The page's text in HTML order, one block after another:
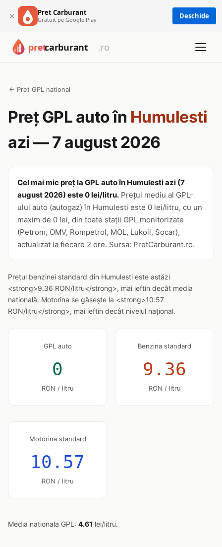
× Pret Carburant
Gratuit pe Google Play Deschide
← Pret GPL national
Preț GPL auto în Humulesti
azi — 7 august 2026
Cel mai mic preț la GPL auto în Humulesti azi (7
august 2026) este 0 lei/litru. Prețul mediu al GPL-
ului auto (autogaz) în Humulesti este 0 lei/litru, cu un
maxim de 0 lei, din toate stații GPL monitorizate
(Petrom, OMV, Rompetrol, MOL, Lukoil, Socar),
actualizat la fiecare 2 ore. Sursa: PretCarburant.ro.
Prețul benzinei standard din Humulesti este astăzi
<strong>9.36 RON/litru</strong>, mai ieftin decât media
națională. Motorina se găsește la <strong>10.57
RON/litru</strong>, mai ieftin decât nivelul național.
GPL auto
0
RON / litru
Benzina standard
9.36
RON / litru
Motorina standard
10.57
RON / litru
Media nationala GPL: 4.61 lei/litru.